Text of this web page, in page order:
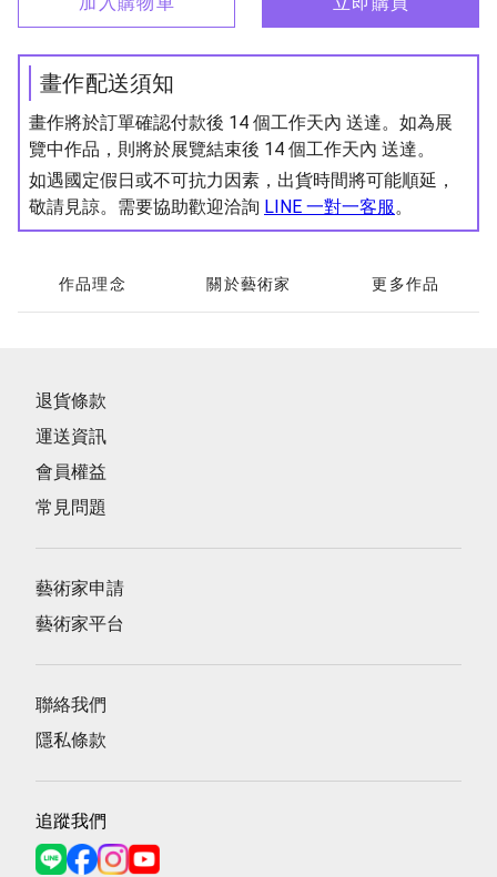
畫作配送須知
畫作將於訂單確認付款後 14 個工作天內 送達。如為展
覽中作品，則將於展覽結束後 14 個工作天內 送達。
如遇國定假日或不可抗力因素，出貨時間將可能順延，
敬請見諒。需要協助歡迎洽詢 LINE 一對一客服。
作品理念 關於藝術家 更多作品
退貨條款
運送資訊
會員權益
常見問題
藝術家申請
藝術家平台
聯絡我們
隱私條款
追蹤我們